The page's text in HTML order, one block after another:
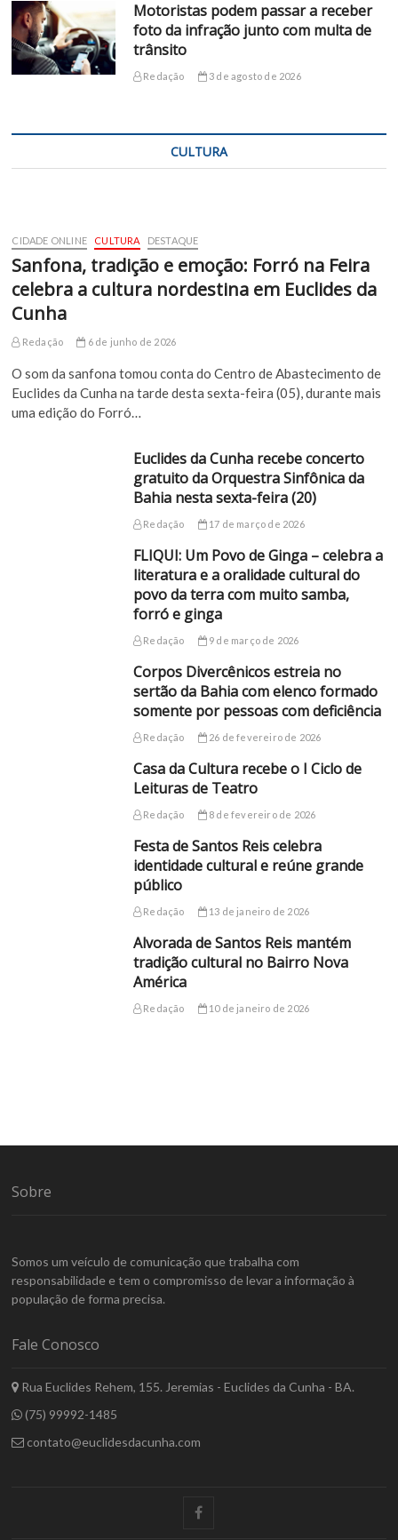
Motoristas podem passar a receber
foto da infração junto com multa de
trânsito
Redação 3 de agosto de 2026
CULTURA
CIDADE ONLINE CULTURA DESTAQUE
Sanfona, tradição e emoção: Forró na Feira
celebra a cultura nordestina em Euclides da
Cunha
Redação 6 de junho de 2026
O som da sanfona tomou conta do Centro de Abastecimento de
Euclides da Cunha na tarde desta sexta-feira (05), durante mais
uma edição do Forró…
Euclides da Cunha recebe concerto
gratuito da Orquestra Sinfônica da
Bahia nesta sexta-feira (20)
Redação 17 de março de 2026
FLIQUI: Um Povo de Ginga – celebra a
literatura e a oralidade cultural do
povo da terra com muito samba,
forró e ginga
Redação 9 de março de 2026
Corpos Divercênicos estreia no
sertão da Bahia com elenco formado
somente por pessoas com deficiência
Redação 26 de fevereiro de 2026
Casa da Cultura recebe o I Ciclo de
Leituras de Teatro
Redação 8 de fevereiro de 2026
Festa de Santos Reis celebra
identidade cultural e reúne grande
público
Redação 13 de janeiro de 2026
Alvorada de Santos Reis mantém
tradição cultural no Bairro Nova
América
Redação 10 de janeiro de 2026
Sobre
Somos um veículo de comunicação que trabalha com
responsabilidade e tem o compromisso de levar a informação à
população de forma precisa.
Fale Conosco
Rua Euclides Rehem, 155. Jeremias - Euclides da Cunha - BA.
(75) 99992-1485
contato@euclidesdacunha.com
facebook